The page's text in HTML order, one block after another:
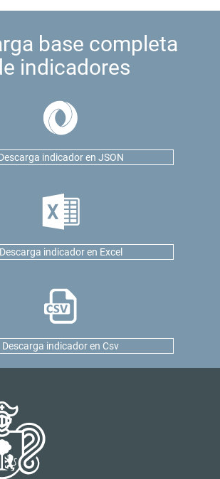
base completa
indicadores
indicador en JSON
Descarga indicador en Excel
Descarga indicador en Csv